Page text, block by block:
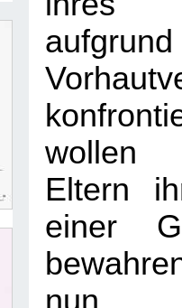
wollen
Eltern
einer
nun